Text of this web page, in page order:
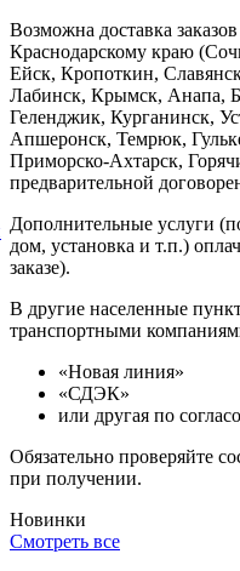
Возможна доставка
Краснодарскому краю
Ейск, Кропоткин,
Лабинск, Крымск, Анапа,
Геленджик, Курганинск,
Апшеронск, Темрюк,
Приморско-Ахтарск,
предварительной
Дополнительные услуги
дом, установка и т.п.)
заказе).
В другие населенные
транспортными
«Новая линия»
«СДЭК»
или другая по
Обязательно проверяйте
при получении.
Новинки
Смотреть все